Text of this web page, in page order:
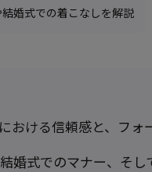
婚式での着こなしを解説
ける信頼感と、フォ
式でのマナー、そし